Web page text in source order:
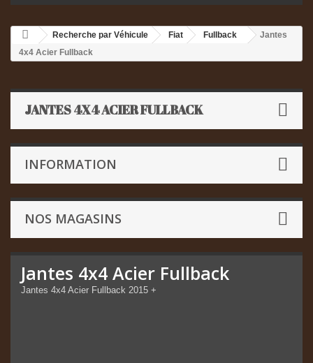
Recherche par Véhicule Fiat Fullback
Jantes
4x4 Acier Fullback
JANTES 4X4 ACIER FULLBACK
INFORMATION
NOS MAGASINS
Jantes 4x4 Acier Fullback
Jantes 4x4 Acier Fullback 2015 +